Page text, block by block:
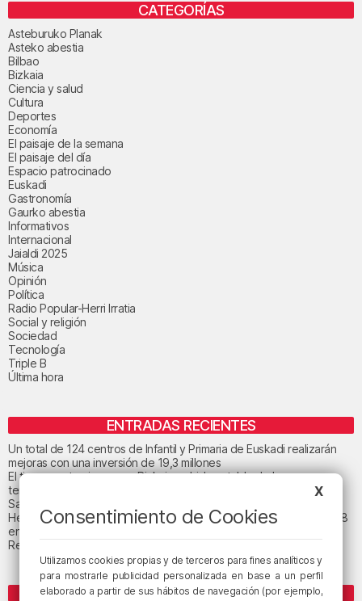
CATEGORÍAS
Asteburuko Planak
Asteko abestia
Bilbao
Bizkaia
Ciencia y salud
Cultura
Deportes
Economía
El paisaje de la semana
El paisaje del día
Espacio patrocinado
Euskadi
Gastronomía
Gaurko abestia
Informativos
Internacional
Jaialdi 2025
Música
Opinión
Política
Radio Popular-Herri Irratia
Social y religión
Sociedad
Tecnología
Triple B
Última hora
ENTRADAS RECIENTES
Un total de 124 centros de Infantil y Primaria de Euskadi realizarán
mejoras con una inversión de 19,3 millones
El tiempo este viernes en Bizkaia: subida notable de las
temperaturas máximas
San Juan de Gaztelugatxe cerrará el día del eclipse
Heridas dos personas en un accidente entre tres vehículos en la A8
en Muskiz
Recuperado el cuerpo sin vida de una mujer en la ría de Bilbao
ETIQUETAS
X
Consentimiento de Cookies
Utilizamos cookies propias y de terceros para fines analíticos y
para mostrarle publicidad personalizada en base a un perfil
elaborado a partir de sus hábitos de navegación (por ejemplo,